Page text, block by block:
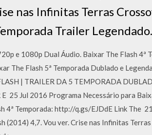
nas Infinitas Terras
Trailer Legendado.
e 1080p Dual Áudio. Baixar The Flash 4ª
The Flash 5ª Temporada Dublado e
| TRAILER DA 5 TEMPORADA
E 25 Jul 2016 Programa Necessário para
Temporada: http://q.gs/EJDdE Link The
(2014) 4,7. Vou ver. Crise nas Infinitas